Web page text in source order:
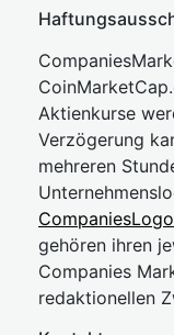
Aktienkurse
Verzögerung
mehreren
gehören ihren
Companies
redaktionellen